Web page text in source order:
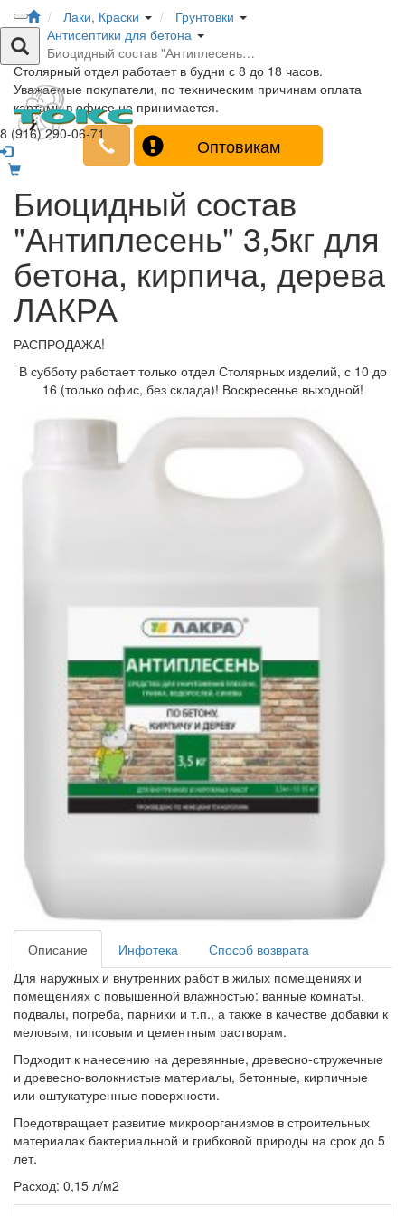
8 (916) 290-06-71
Лаки, Краски
Грунтовки
Антисептики для бетона
Биоцидный состав "Антиплесень…
Столярный отдел работает в будни с 8 до 18 часов.
Уважаемые покупатели, по техническим причинам оплата
картами в офисе не принимается.
Оптовикам
Биоцидный состав
"Антиплесень" 3,5кг для
бетона, кирпича, дерева
ЛАКРА
РАСПРОДАЖА!
В субботу работает только отдел Столярных изделий, с 10 до
16 (только офис, без склада)! Воскресенье выходной!
Описание Инфотека
Способ возврата
Для наружных и внутренних работ в жилых помещениях и
помещениях с повышенной влажностью: ванные комнаты,
подвалы, погреба, парники и т.п., а также в качестве добавки к
меловым, гипсовым и цементным растворам.
Подходит к нанесению на деревянные, древесно-стружечные
и древесно-волокнистые материалы, бетонные, кирпичные
или оштукатуренные поверхности.
Предотвращает развитие микроорганизмов в строительных
материалах бактериальной и грибковой природы на срок до 5
лет.
Расход: 0,15 л/м2